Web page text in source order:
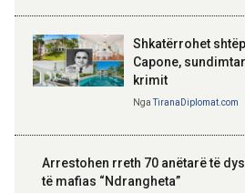
Shkatërrohet
Capone,
krimit
Nga TiranaDiplomat.com
Arrestohen rreth 70 anëtarë të
të mafias “Ndrangheta”